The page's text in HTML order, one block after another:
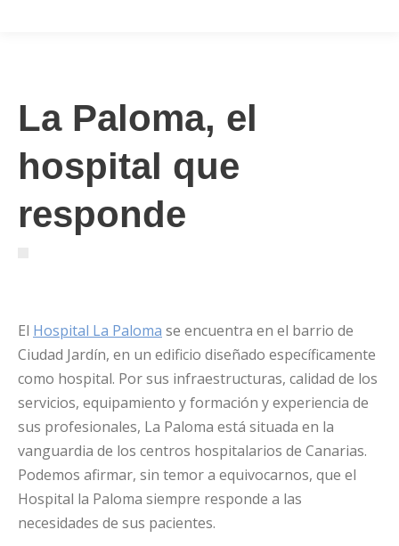
La Paloma, el
hospital que
responde
El Hospital La Paloma se encuentra en el barrio de
Ciudad Jardín, en un edificio diseñado específicamente
como hospital. Por sus infraestructuras, calidad de los
servicios, equipamiento y formación y experiencia de
sus profesionales, La Paloma está situada en la
vanguardia de los centros hospitalarios de Canarias.
Podemos afirmar, sin temor a equivocarnos, que el
Hospital la Paloma siempre responde a las
necesidades de sus pacientes.